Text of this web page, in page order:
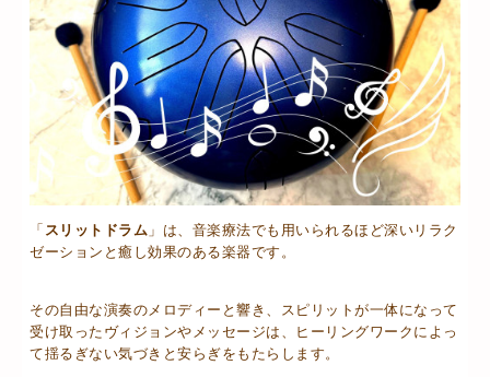
「 スリットドラム 」は、音楽療法でも用いられるほど深いリラク
ゼーションと癒し効果のある楽器です。
その自由な演奏のメロディーと響き、スピリットが一体になって
受け取ったヴィジョンやメッセージは、ヒーリングワークによっ
て揺るぎない気づきと安らぎをもたらします。